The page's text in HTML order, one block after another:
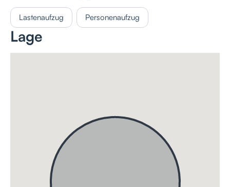
Lastenaufzug Personenaufzug
Lage